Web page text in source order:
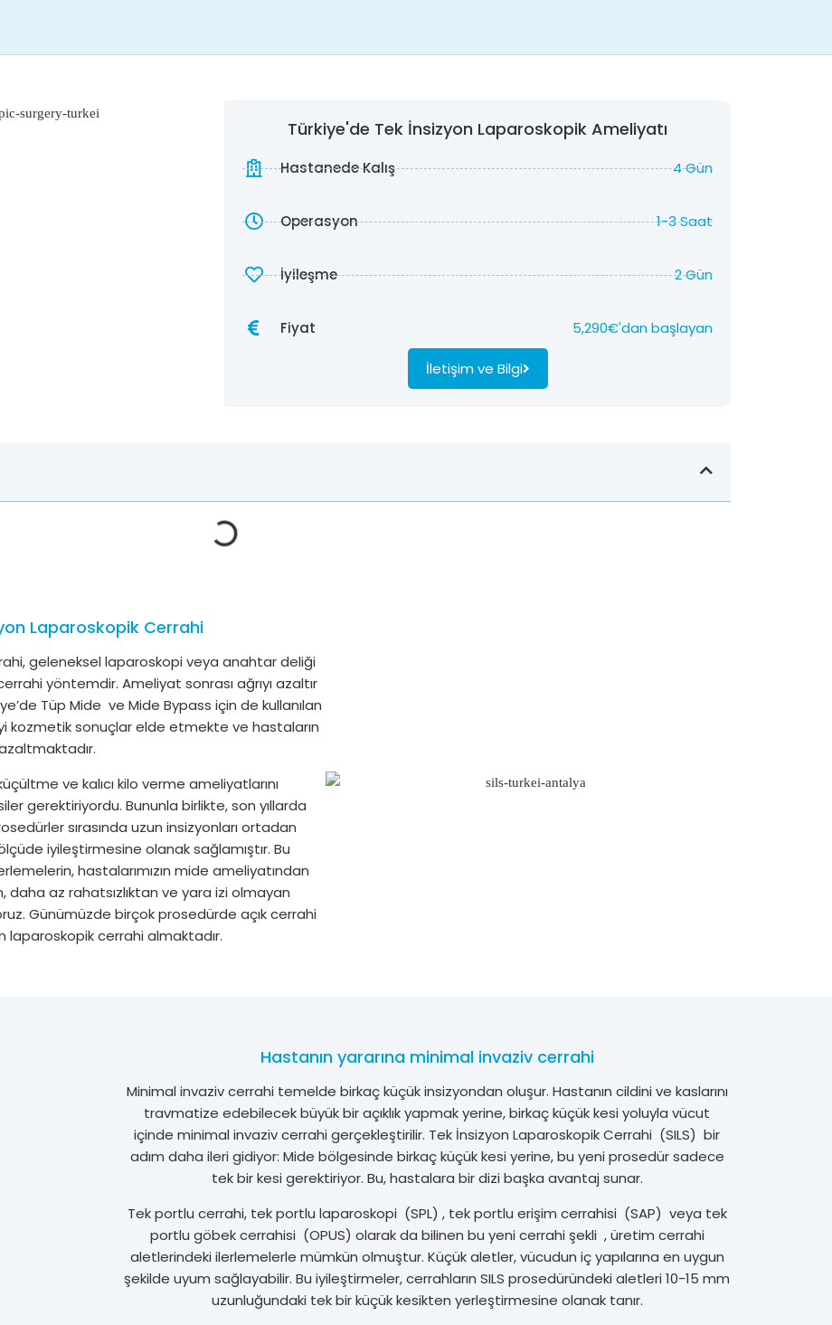
Türkiye'de Tek İnsizyon Laparoskopik Ameliyatı
Hastanede Kalış 4 Gün
Operasyon 1-3 Saat
İyileşme 2 Gün
Fiyat 5,290€'dan başlayan
İletişim ve Bilgi
Laparoskopik Cerrahi
geleneksel laparoskopi veya anahtar deliği
yöntemdir. Ameliyat sonrası ağrıyı azaltır
Tüp Mide ve Mide Bypass için de kullanılan
kozmetik sonuçlar elde etmekte ve hastaların
ve kalıcı kilo verme ameliyatlarını
gerektiriyordu. Bununla birlikte, son yıllarda
sırasında uzun insizyonları ortadan
iyileştirmesine olanak sağlamıştır. Bu
hastalarımızın mide ameliyatından
daha az rahatsızlıktan ve yara izi olmayan
Günümüzde birçok prosedürde açık cerrahi
laparoskopik cerrahi almaktadır.
Hastanın yararına minimal invaziv cerrahi
Minimal invaziv cerrahi temelde birkaç küçük insizyondan oluşur. Hastanın cildini ve kaslarını
travmatize edebilecek büyük bir açıklık yapmak yerine, birkaç küçük kesi yoluyla vücut
içinde minimal invaziv cerrahi gerçekleştirilir. Tek İnsizyon Laparoskopik Cerrahi (SILS) bir
adım daha ileri gidiyor: Mide bölgesinde birkaç küçük kesi yerine, bu yeni prosedür sadece
tek bir kesi gerektiriyor. Bu, hastalara bir dizi başka avantaj sunar.
Tek portlu cerrahi, tek portlu laparoskopi (SPL) , tek portlu erişim cerrahisi (SAP) veya tek
portlu göbek cerrahisi (OPUS) olarak da bilinen bu yeni cerrahi şekli , üretim cerrahi
aletlerindeki ilerlemelerle mümkün olmuştur. Küçük aletler, vücudun iç yapılarına en uygun
şekilde uyum sağlayabilir. Bu iyileştirmeler, cerrahların SILS prosedüründeki aletleri 10-15 mm
uzunluğundaki tek bir küçük kesikten yerleştirmesine olanak tanır.